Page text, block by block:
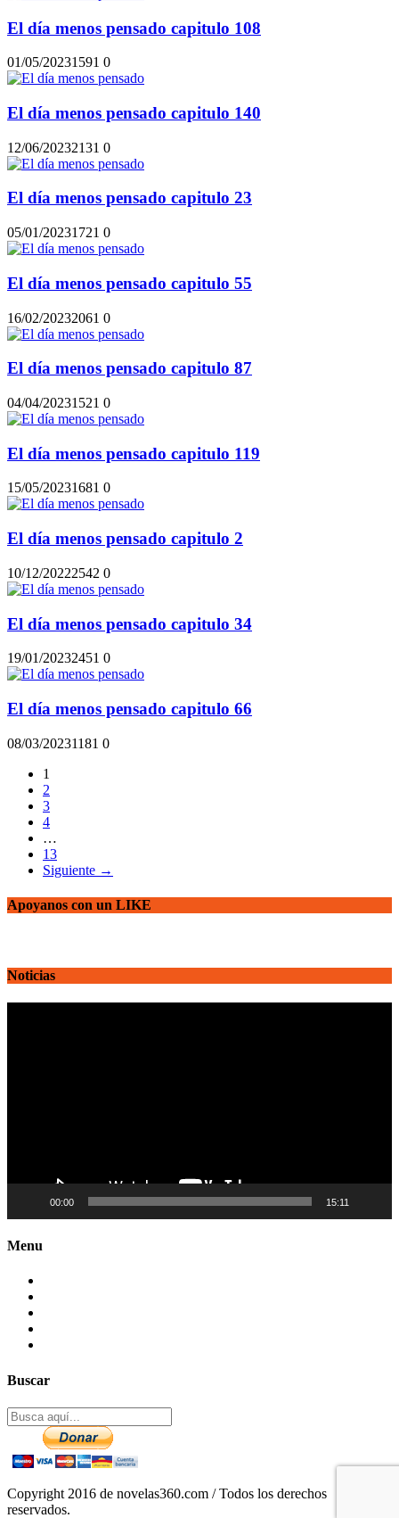
El día menos pensado capitulo 108
01/05/20231591 0
El día menos pensado capitulo 140
12/06/20232131 0
El día menos pensado capitulo 23
05/01/20231721 0
El día menos pensado capitulo 55
16/02/20232061 0
El día menos pensado capitulo 87
04/04/20231521 0
El día menos pensado capitulo 119
15/05/20231681 0
El día menos pensado capitulo 2
10/12/20222542 0
El día menos pensado capitulo 34
19/01/20232451 0
El día menos pensado capitulo 66
08/03/20231181 0
1
2
3
4
…
13
Siguiente →
Apoyanos con un LIKE
Noticias
00:00 15:11
Menu
Buscar
Copyright 2016 de novelas360.com / Todos los derechos
reservados.